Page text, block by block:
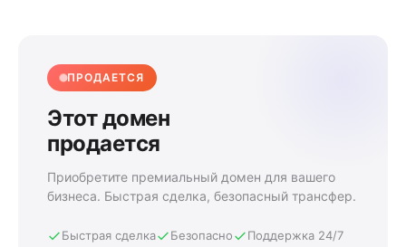
ПРОДАЕТСЯ
Этот домен
продается
Приобретите премиальный домен для вашего
бизнеса. Быстрая сделка, безопасный трансфер.
Быстрая сделка Безопасно Поддержка 24/7